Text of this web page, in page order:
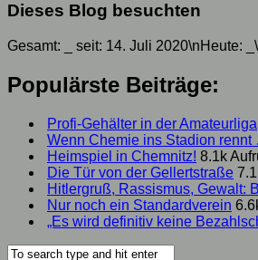
Dieses Blog besuchten
Gesamt: seit: 14. Juli 2020\nHeute:
Populärste Beiträge:
Profi-Gehälter in der Amateurliga
Wenn Chemie ins Stadion
Heimspiel in Chemnitz! 8.1k
Die Tür von der Gellertstraße
Hitlergruß, Rassismus, Gewalt:
Nur noch ein Standardverein
„Es wird definitiv keine